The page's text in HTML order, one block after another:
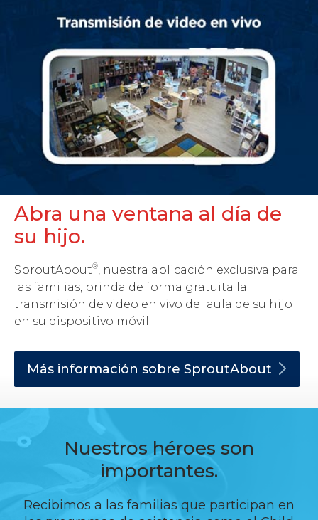
Abra una ventana al día de
su hijo.
SproutAbout®
, nuestra aplicación exclusiva para
las familias, brinda de forma gratuita la
transmisión de video en vivo del aula de su hijo
en su dispositivo móvil.
Más información sobre SproutAbout
Nuestros héroes son
importantes.
Recibimos a las familias que participan en